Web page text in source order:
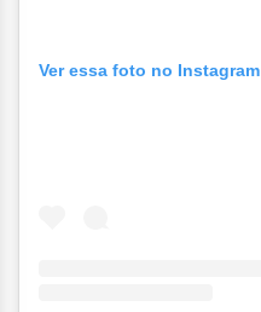
Ver essa foto no Instagram